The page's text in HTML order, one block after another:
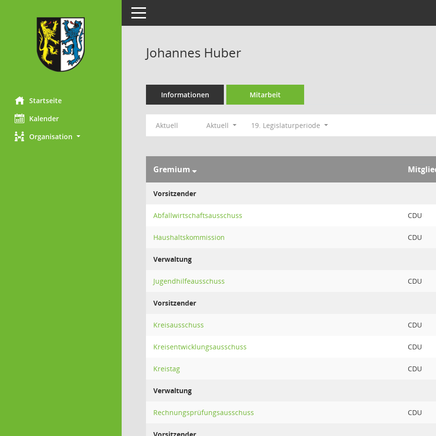
Startseite
Kalender
Organisation
Toggle navigation
Johannes Huber
Informationen Mitarbeit
Aktuell Aktuell 19. Legislaturperiode
Gremium
Vorsitzender
Abfallwirtschaftsausschuss CDU
Haushaltskommission CDU
Verwaltung
Jugendhilfeausschuss CDU
Vorsitzender
Kreisausschuss CDU
Kreisentwicklungsausschuss CDU
Kreistag CDU
Verwaltung
Rechnungsprüfungsausschuss CDU